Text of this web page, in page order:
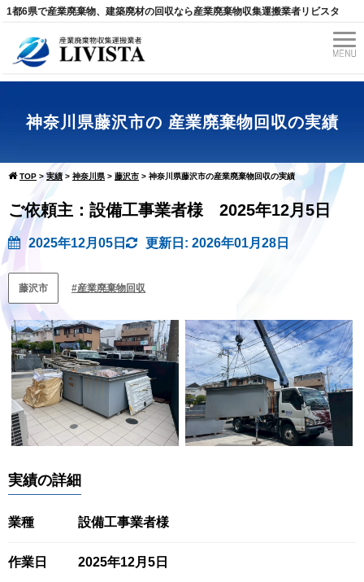
1都6県で産業廃棄物、建築廃材の回収なら産業廃棄物収集運搬業者リビスタ
神奈川県藤沢市の 産業廃棄物回収の実績
TOP > 実績 > 神奈川県 > 藤沢市 > 神奈川県藤沢市の産業廃棄物回収の実績
ご依頼主：設備工事業者様 2025年12月5日
2025年12月05日 更新日: 2026年01月28日
藤沢市 産業廃棄物回収
実績の詳細
業種 設備工事業者様
作業日 2025年12月5日